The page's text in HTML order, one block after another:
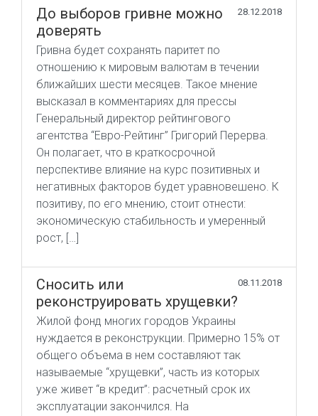
До выборов гривне можно
доверять
28.12.2018
Гривна будет сохранять паритет по
отношению к мировым валютам в течении
ближайших шести месяцев. Такое мнение
высказал в комментариях для прессы
Генеральный директор рейтингового
агентства “Евро-Рейтинг” Григорий Перерва.
Он полагает, что в краткосрочной
перспективе влияние на курс позитивных и
негативных факторов будет уравновешено. К
позитиву, по его мнению, стоит отнести:
экономическую стабильность и умеренный
рост, […]
Сносить или
реконструировать хрущевки?
08.11.2018
Жилой фонд многих городов Украины
нуждается в реконструкции. Примерно 15% от
общего объема в нем составляют так
называемые “хрущевки”, часть из которых
уже живет “в кредит”: расчетный срок их
эксплуатации закончился. На